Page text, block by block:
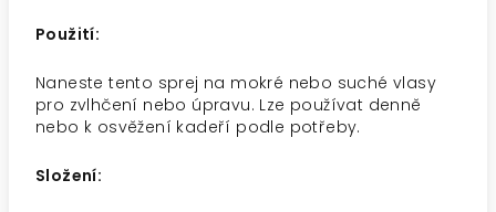
Použití:
Naneste tento sprej na mokré nebo suché vlasy
pro zvlhčení nebo úpravu. Lze používat denně
nebo k osvěžení kadeří podle potřeby.
Složení: